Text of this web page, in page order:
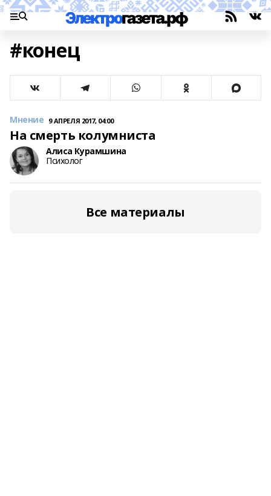
#конец
На смерть колумниста
Мнение 9 АПРЕЛЯ 2017, 04:00
Алиса Курамшина
Психолог
Все материалы